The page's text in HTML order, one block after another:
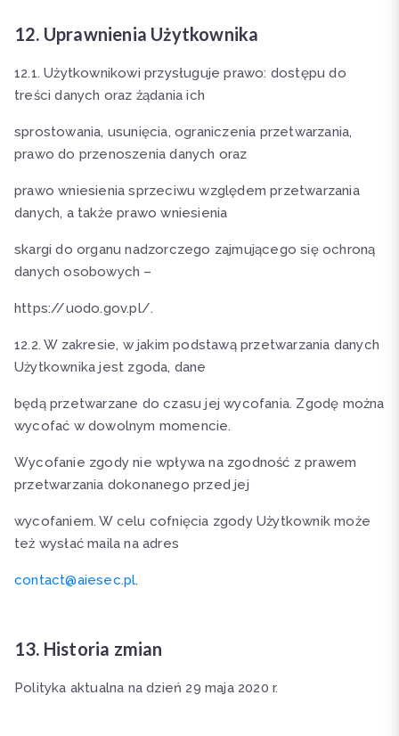
12. Uprawnienia Użytkownika
12.1. Użytkownikowi przysługuje prawo: dostępu do
treści danych oraz żądania ich
sprostowania, usunięcia, ograniczenia przetwarzania,
prawo do przenoszenia danych oraz
prawo wniesienia sprzeciwu względem przetwarzania
danych, a także prawo wniesienia
skargi do organu nadzorczego zajmującego się ochroną
danych osobowych –
https://uodo.gov.pl/.
12.2. W zakresie, w jakim podstawą przetwarzania danych
Użytkownika jest zgoda, dane
będą przetwarzane do czasu jej wycofania. Zgodę można
wycofać w dowolnym momencie.
Wycofanie zgody nie wpływa na zgodność z prawem
przetwarzania dokonanego przed jej
wycofaniem. W celu cofnięcia zgody Użytkownik może
też wysłać maila na adres
contact@aiesec.pl.
13. Historia zmian
Polityka aktualna na dzień 29 maja 2020 r.